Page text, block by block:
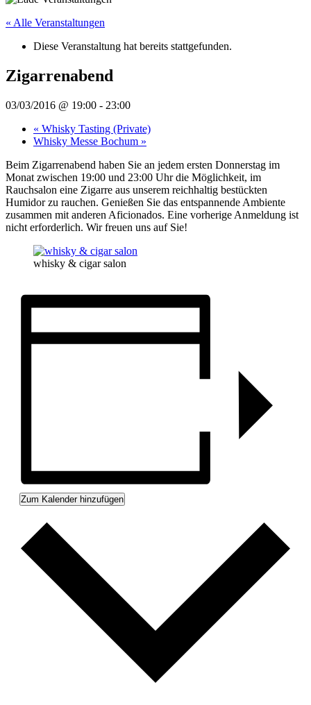
« Alle Veranstaltungen
Diese Veranstaltung hat bereits stattgefunden.
Zigarrenabend
03/03/2016 @ 19:00 - 23:00
« Whisky Tasting (Private)
Whisky Messe Bochum »
Beim Zigarrenabend haben Sie an jedem ersten Donnerstag im
Monat zwischen 19:00 und 23:00 Uhr die Möglichkeit, im
Rauchsalon eine Zigarre aus unserem reichhaltig bestückten
Humidor zu rauchen. Genießen Sie das entspannende Ambiente
zusammen mit anderen Aficionados. Eine vorherige Anmeldung ist
nicht erforderlich. Wir freuen uns auf Sie!
whisky & cigar salon
Zum Kalender hinzufügen